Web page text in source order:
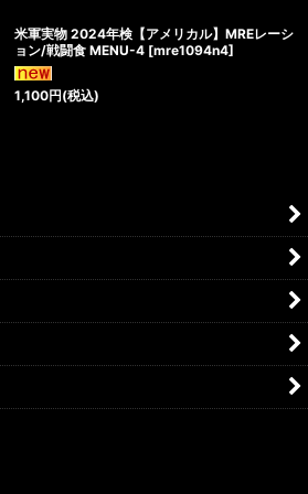
米軍実物 2024年検【アメリカル】MREレーシ
ョン/戦闘食 MENU-4 [mre1094n4]
1,100円(税込)